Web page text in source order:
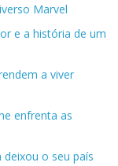
Marvel
e a história de um
a viver
enfrenta as
o seu país